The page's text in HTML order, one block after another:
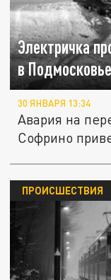
Электричка
в
30 ЯНВАРЯ 13:34
Авария на
Софрино
ПРОИСШЕСТВИЯ